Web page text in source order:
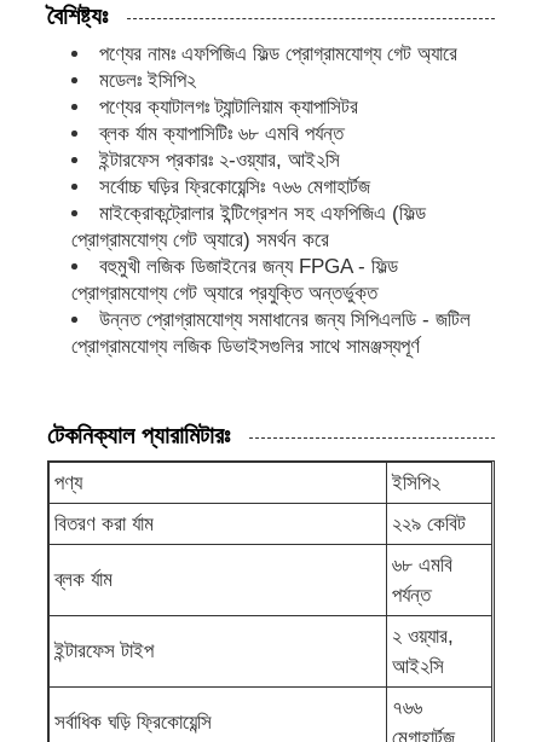
মামলা
এফপিজিএ ফিল্ড প্রোগ্রামযোগ্য গেট অ্যারে
MCU মাইক্রোকন্ট্রোলার ইউনিট
চিপে SOC সিস্টেম
এমপিইউ আইসি
CPLD PLD
ইনফ্রারেড তাপীয় ডিটেক্টর
ডিএসপি আইসি চিপ
ডিআরএএম মেমরি চিপ
বৈশিষ্ট্যঃ
পণ্যের নামঃ এফপিজিএ ফিল্ড প্রোগ্রামযোগ্য গেট অ্যারে
মডেলঃ ইসিপি২
পণ্যের ক্যাটালগঃ ট্যান্টালিয়াম ক্যাপাসিটর
ব্লক র্যাম ক্যাপাসিটিঃ ৬৮ এমবি পর্যন্ত
ইন্টারফেস প্রকারঃ ২-ওয়্যার, আই২সি
সর্বোচ্চ ঘড়ির ফ্রিকোয়েন্সিঃ ৭৬৬ মেগাহার্টজ
মাইক্রোকন্ট্রোলার ইন্টিগ্রেশন সহ এফপিজিএ (ফিল্ড
প্রোগ্রামযোগ্য গেট অ্যারে) সমর্থন করে
বহুমুখী লজিক ডিজাইনের জন্য FPGA - ফিল্ড
প্রোগ্রামযোগ্য গেট অ্যারে প্রযুক্তি অন্তর্ভুক্ত
উন্নত প্রোগ্রামযোগ্য সমাধানের জন্য সিপিএলডি - জটিল
প্রোগ্রামযোগ্য লজিক ডিভাইসগুলির সাথে সামঞ্জস্যপূর্ণ
টেকনিক্যাল প্যারামিটারঃ
পণ্য
ইসিপি২
বিতরণ করা র্যাম
২২৯ কেবিট
ব্লক র্যাম
৬৮ এমবি
পর্যন্ত
ইন্টারফেস টাইপ
২ ওয়্যার,
আই২সি
সর্বাধিক ঘড়ি ফ্রিকোয়েন্সি
৭৬৬
মেগাহার্টজ